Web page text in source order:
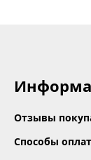
Отзывы
Способы